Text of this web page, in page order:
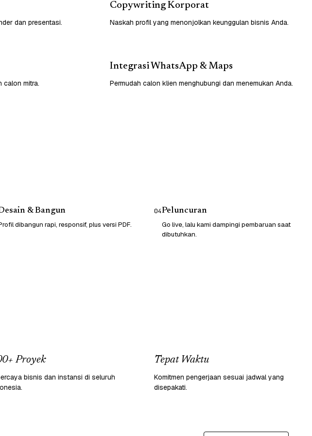
dan presentasi.
Copywriting Korporat
Naskah profil yang menonjolkan keunggulan bisnis Anda.
calon mitra.
Integrasi WhatsApp & Maps
Permudah calon klien menghubungi dan menemukan Anda.
& Bangun
dibangun rapi, responsif, plus versi PDF.
04Peluncuran
Go live, lalu kami dampingi pembaruan saat
dibutuhkan.
Proyek
bisnis dan instansi di seluruh
Tepat Waktu
Komitmen pengerjaan sesuai jadwal yang
disepakati.